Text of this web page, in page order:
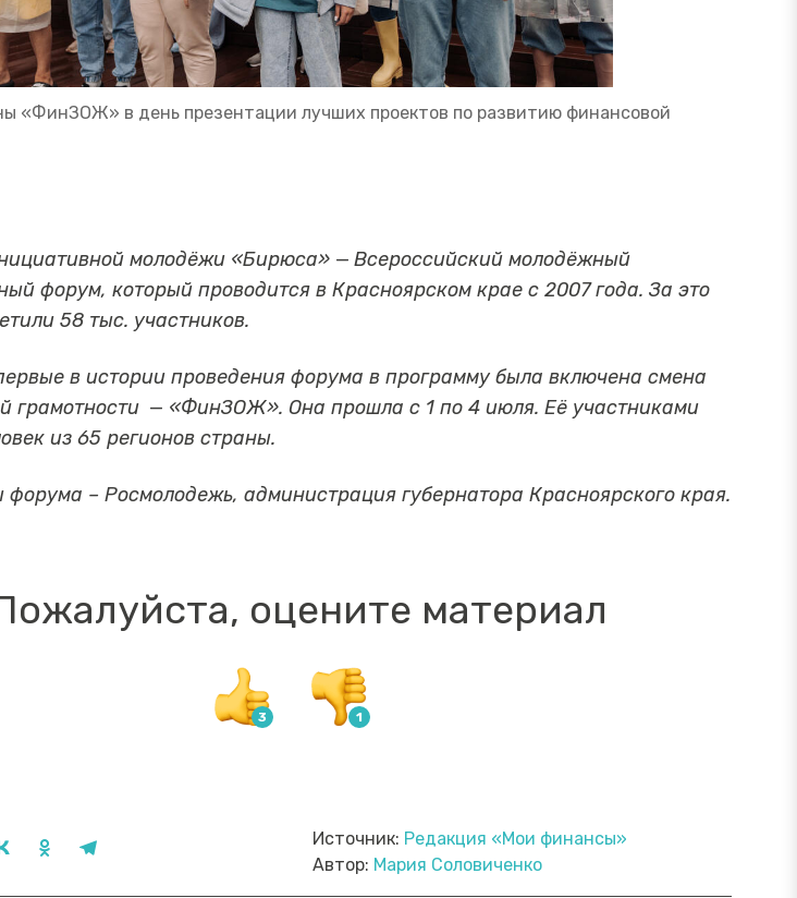
«ФинЗОЖ» в день презентации лучших проектов по развитию финансовой
молодёжи «Бирюса» —Всероссийский молодёжный
форум, который проводится в Красноярском крае с 2007 года. За это
58 тыс. участников.
в истории проведения форума в программу была включена смена
грамотности — «ФинЗОЖ». Она прошла с 1 по 4 июля. Её участниками
из 65 регионов страны.
форума – Росмолодежь, администрация губернатора Красноярского края.
оцените материал
Источник: Редакция «Мои финансы»
Автор: Мария Соловиченко